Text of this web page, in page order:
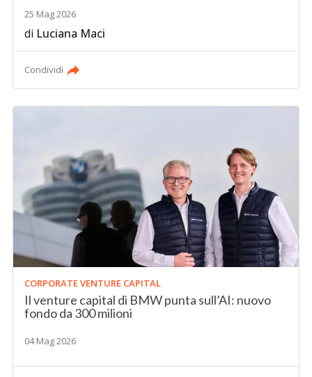
25 Mag 2026
di Luciana Maci
Condividi
CORPORATE VENTURE CAPITAL
Il venture capital di BMW punta sull’AI: nuovo
fondo da 300 milioni
04 Mag 2026